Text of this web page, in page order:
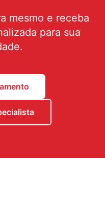
mesmo e receba
para sua